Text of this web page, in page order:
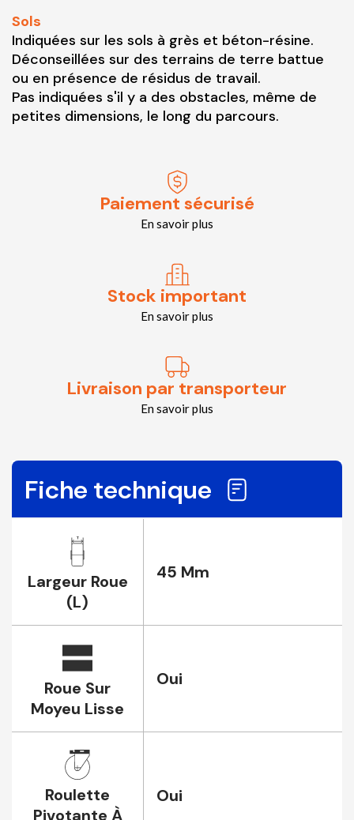
Sols
Indiquées sur les sols à grès et béton-résine.
Déconseillées sur des terrains de terre battue
ou en présence de résidus de travail.
Pas indiquées s'il y a des obstacles, même de
petites dimensions, le long du parcours.
Paiement sécurisé
En savoir plus
Stock important
En savoir plus
Livraison par transporteur
En savoir plus
Fiche technique
Largeur Roue
(L)
45 Mm
Roue Sur
Moyeu Lisse
Oui
Roulette
Pivotante À
Oui